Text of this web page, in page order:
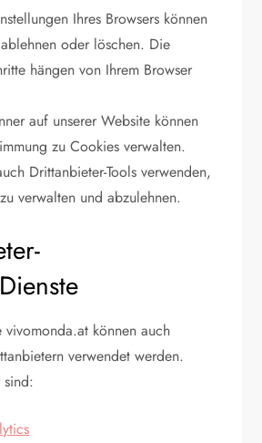
Ihres Browsers können
oder löschen. Die
hängen von Ihrem Browser
auf unserer Website können
zu Cookies verwalten.
Drittanbieter-Tools verwenden,
verwalten und abzulehnen.
können auch
verwendet werden.
sind: